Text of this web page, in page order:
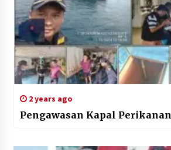
2 years ago
Pengawasan Kapal Perikanan